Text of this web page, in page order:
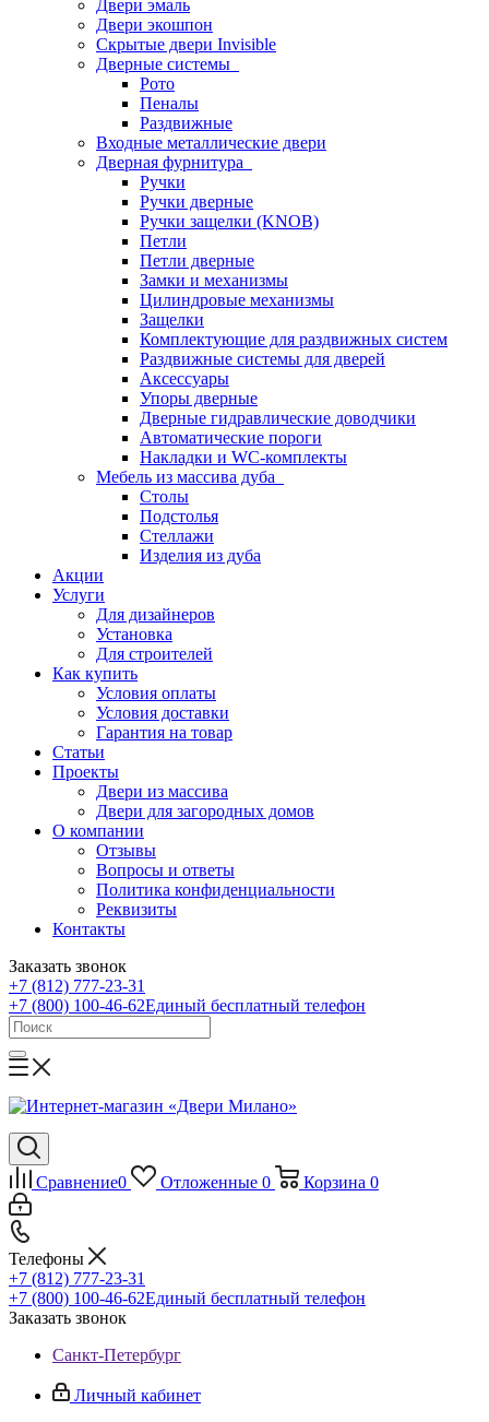
Двери эмаль
Двери экошпон
Скрытые двери Invisible
Дверные системы
Рото
Пеналы
Раздвижные
Входные металлические двери
Дверная фурнитура
Ручки
Ручки дверные
Ручки защелки (KNOB)
Петли
Петли дверные
Замки и механизмы
Цилиндровые механизмы
Защелки
Комплектующие для раздвижных систем
Раздвижные системы для дверей
Аксессуары
Упоры дверные
Дверные гидравлические доводчики
Автоматические пороги
Накладки и WC-комплекты
Мебель из массива дуба
Столы
Подстолья
Стеллажи
Изделия из дуба
Акции
Услуги
Для дизайнеров
Установка
Для строителей
Как купить
Условия оплаты
Условия доставки
Гарантия на товар
Статьи
Проекты
Двери из массива
Двери для загородных домов
О компании
Отзывы
Вопросы и ответы
Политика конфиденциальности
Реквизиты
Контакты
Заказать звонок
+7 (812) 777-23-31
+7 (800) 100-46-62Единый бесплатный телефон
Сравнение0 Отложенные 0 Корзина 0
Телефоны
+7 (812) 777-23-31
+7 (800) 100-46-62Единый бесплатный телефон
Заказать звонок
Санкт-Петербург
Личный кабинет